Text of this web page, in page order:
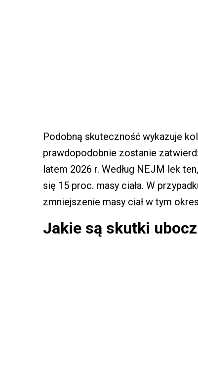
Podobną skuteczność wykazuje
prawdopodobnie zostanie
latem 2026 r. Według NEJM lek
się 15 proc. masy ciała. W
zmniejszenie masy ciał w tym
Jakie są skutki